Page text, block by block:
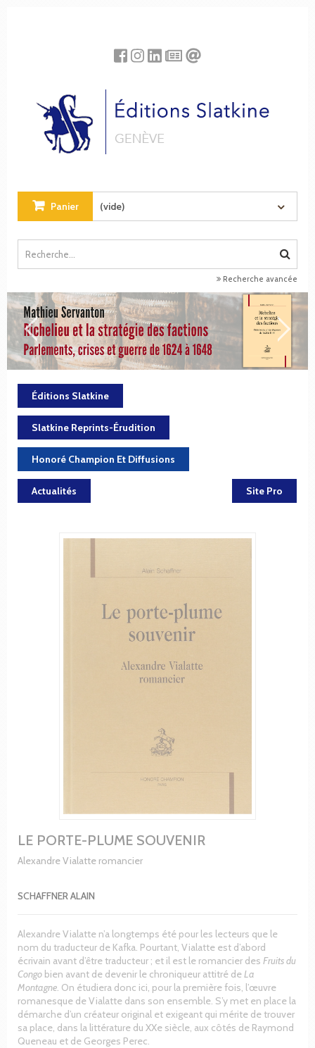
Panier (vide)
Recherche avancée
Éditions Slatkine
Slatkine Reprints-Érudition
Honoré Champion Et Diffusions
Actualités Site Pro
LE PORTE-PLUME SOUVENIR
Alexandre Vialatte romancier
SCHAFFNER ALAIN
Alexandre Vialatte n’a longtemps été pour les lecteurs que le
nom du traducteur de Kafka. Pourtant, Vialatte est d’abord
écrivain avant d’être traducteur ; et il est le romancier des Fruits du
Congo bien avant de devenir le chroniqueur attitré deLa
Montagne . On étudiera donc ici, pour la première fois, l’œuvre
romanesque de Vialatte dans son ensemble. S’y met en place la
démarche d’un créateur original et exigeant qui mérite de trouver
sa place, dans la littérature du XXe siècle, aux côtés de Raymond
Queneau et de Georges Perec.